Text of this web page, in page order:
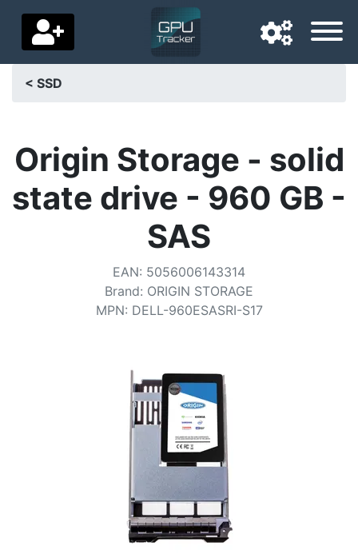
Pays de livraison
Accueil
Soutenez-nous
< SSD
Origin Storage - solid
state drive - 960 GB -
SAS
EAN: 5056006143314
Brand: ORIGIN STORAGE
MPN: DELL-960ESASRI-S17